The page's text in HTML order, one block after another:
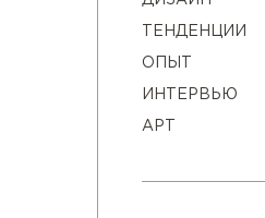
ТЕНДЕНЦИИ
ОПЫТ
ИНТЕРВЬЮ
АРТ